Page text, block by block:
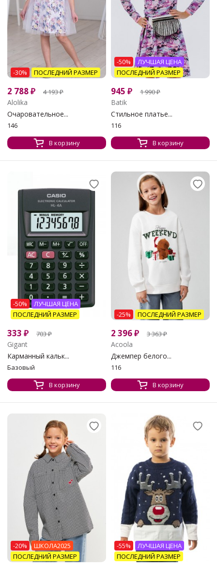
-30% ПОСЛЕДНИЙ РАЗМЕР
2 788₽ 4 193₽
Alolika
Очаровательное...
146
В корзину
-50%
ЛУЧШАЯ ЦЕНА
ПОСЛЕДНИЙ РАЗМЕР
945 ₽ 1 990₽
Batik
Стильное платье...
116
В корзину
-50%
ЛУЧШАЯ ЦЕНА
ПОСЛЕДНИЙ РАЗМЕР
333 ₽ 703₽
Gigant
Карманный кальк...
Базовый
В корзину
-25% ПОСЛЕДНИЙ РАЗМЕР
2 396₽ 3 363₽
Acoola
Джемпер белого...
116
В корзину
-20%
ШКОЛА2025
ПОСЛЕДНИЙ РАЗМЕР
-55%
ЛУЧШАЯ ЦЕНА
ПОСЛЕДНИЙ РАЗМЕР